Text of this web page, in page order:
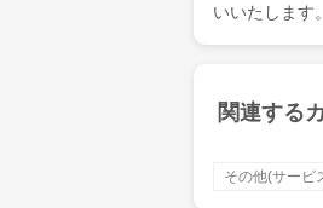
いいたします。
関連する
その他(サービ